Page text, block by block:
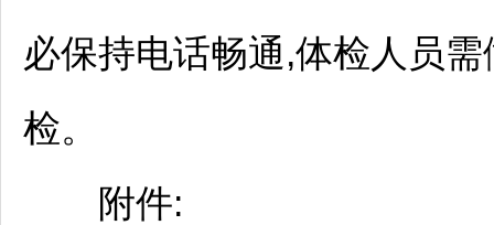
必保持电话畅通,体检人员
检。
附件: